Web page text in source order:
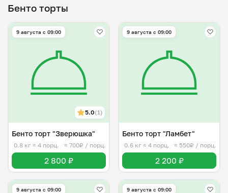
Бенто торты
9 августа с 09:00
5.0(1)
Бенто торт "Зверюшка"
0.8 кг ≈ 4 порц. ≈ 700₽ / порц.
2 800 ₽
9 августа с 09:00
Бенто торт "Ламбет"
0.6 кг ≈ 4 порц. ≈ 550₽ / порц.
2 200 ₽
9 августа с 09:00 9 августа с 09:00